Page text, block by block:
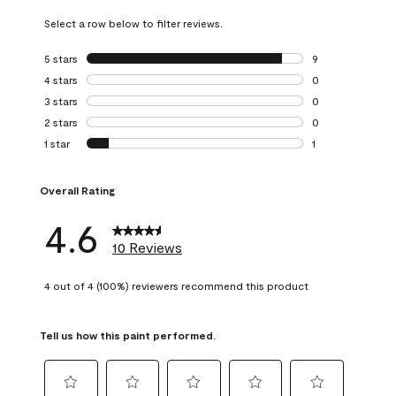
Select a row below to filter reviews.
5 stars stars
9
9 reviews with 5
4 stars stars
0
0 reviews with 4
3 stars stars
0
0 reviews with 3
2 stars stars
0
0 reviews with 2
1 star stars
1
Overall Rating
4.6 10 Reviews
4 out of 4 (100%) reviewers recommend this product
Tell us how this paint performed.